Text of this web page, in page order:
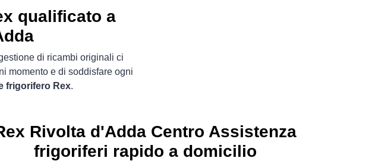
qualificato a
di ricambi originali ci
momento e di soddisfare ogni
frigorifero Rex.
Rivolta d'Adda Centro Assistenza
frigoriferi rapido a domicilio